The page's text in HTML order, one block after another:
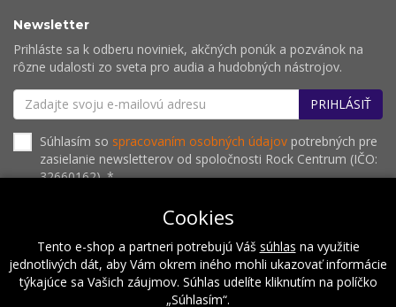
Newsletter
Prihláste sa k odberu noviniek, akčných ponúk a pozvánok na
rôzne udalosti zo sveta pro audia a hudobných nástrojov.
PRIHLÁSIŤ
Súhlasím so spracovaním osobných údajov potrebných pre
zasielanie newsletterov od spoločnosti Rock Centrum (IČO:
32660162). *
O nás Naše hodnoty Inštalácie
Referencie
Kalendár podujatí
Kontakt
Cookies
Tento e-shop a partneri potrebujú Váš súhlas na využitie
jednotlivých dát, aby Vám okrem iného mohli ukazovať informácie
týkajúce sa Vašich záujmov. Súhlas udelíte kliknutím na políčko
„Súhlasím“.